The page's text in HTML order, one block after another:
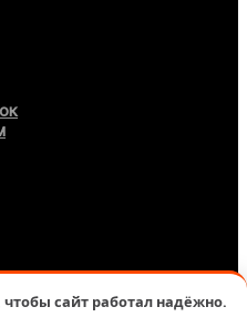
сайт работал надёжно.